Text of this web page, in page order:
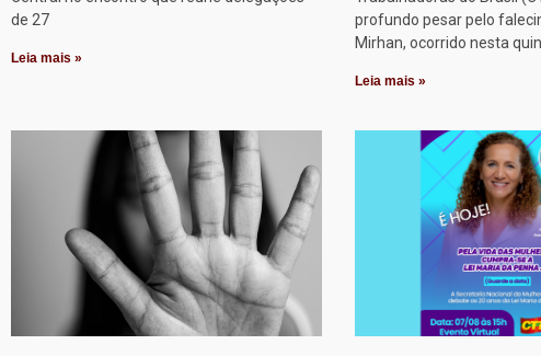
de 27
Leia mais »
profundo pesar pelo
Mirhan, ocorrido nesta
Leia mais »